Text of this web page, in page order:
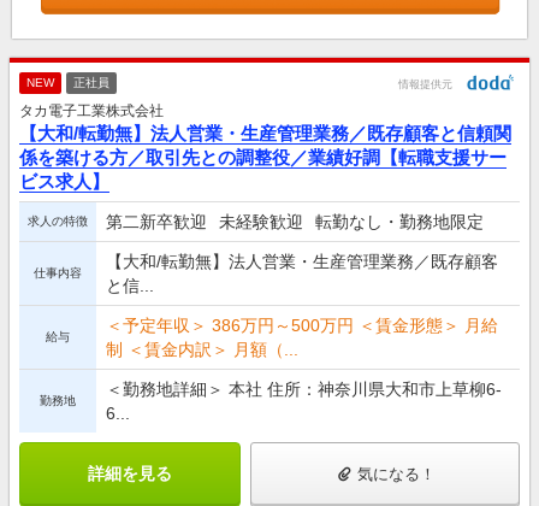
NEW 正社員 情報提供元
タカ電子工業株式会社
【大和/転勤無】法人営業・生産管理業務／既存顧客と信頼関
係を築ける方／取引先との調整役／業績好調【転職支援サー
ビス求人】
求人の特徴 第二新卒歓迎 未経験歓迎 転勤なし・勤務地限定
仕事内容
【大和/転勤無】法人営業・生産管理業務／既存顧客
と信...
給与
＜予定年収＞ 386万円～500万円 ＜賃金形態＞ 月給
制 ＜賃金内訳＞ 月額（...
勤務地
＜勤務地詳細＞ 本社 住所：神奈川県大和市上草柳6-
6...
詳細を見る 気になる！